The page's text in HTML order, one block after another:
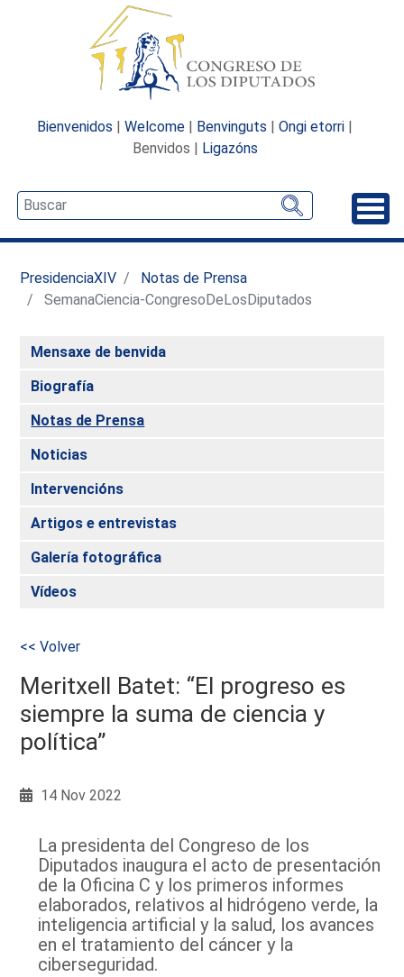
Bienvenidos | Welcome | Benvinguts | Ongi etorri |
Benvidos | Ligazóns
PresidenciaXIV
Notas de Prensa
SemanaCiencia-CongresoDeLosDiputados
Mensaxe de benvida
Biografía
Notas de Prensa
Noticias
Intervencións
Artigos e entrevistas
Galería fotográfica
Vídeos
<< Volver
Meritxell Batet: “El progreso es
siempre la suma de ciencia y
política”
14 Nov 2022
La presidenta del Congreso de los
Diputados inaugura el acto de presentación
de la Oficina C y los primeros informes
elaborados, relativos al hidrógeno verde, la
inteligencia artificial y la salud, los avances
en el tratamiento del cáncer y la
ciberseguridad.